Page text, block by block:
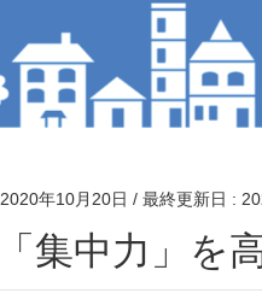
2020年10月20日 / 最終更新日 :
「集中力」